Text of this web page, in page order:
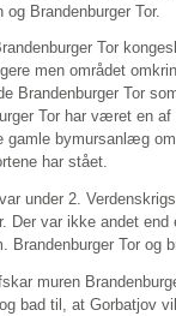
Brandenburger Tor.
Tor
men området
Brandenburger Tor
Tor har været en
gamle bymursanlæg
har stået.
under 2.
Der var ikke andet
Brandenburger Tor og
muren
bad til, at Gorbatjov